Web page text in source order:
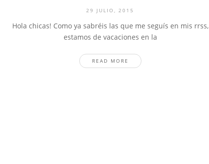
29 JULIO, 2015
Hola chicas! Como ya sabréis las que me seguís en mis rrss,
estamos de vacaciones en la
READ MORE